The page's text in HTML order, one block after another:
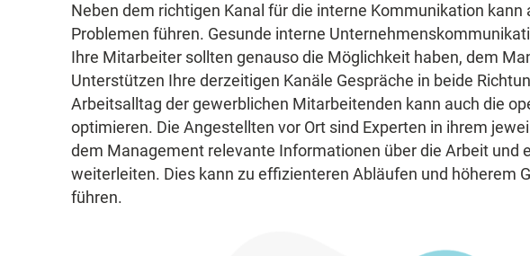
Neben dem richtigen Kanal für die interne Kommunikation kann
Problemen führen. Gesunde interne
Ihre Mitarbeiter sollten genauso die Möglichkeit haben, dem
Unterstützen Ihre derzeitigen Kanäle Gespräche in beide
Arbeitsalltag der gewerblichen Mitarbeitenden kann auch die
optimieren. Die Angestellten vor Ort sind Experten in ihrem
dem Management relevante Informationen über die Arbeit und
weiterleiten. Dies kann zu effizienteren Abläufen und höherem
führen.